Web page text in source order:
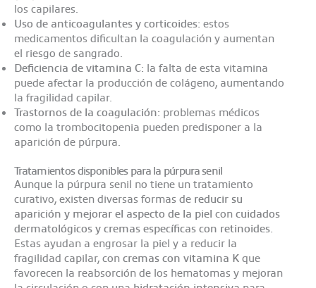
los capilares.
Uso de anticoagulantes y corticoides: estos
medicamentos dificultan la coagulación y aumentan
el riesgo de sangrado.
Deficiencia de vitamina C: la falta de esta vitamina
puede afectar la producción de colágeno, aumentando
la fragilidad capilar.
Trastornos de la coagulación: problemas médicos
como la trombocitopenia pueden predisponer a la
aparición de púrpura.
Tratamientos disponibles para la púrpura senil
Aunque la púrpura senil no tiene un tratamiento
curativo, existen diversas formas de reducir su
aparición y mejorar el aspecto de la piel con cuidados
dermatológicos y cremas específicas con retinoides.
Estas ayudan a engrosar la piel y a reducir la
fragilidad capilar, con cremas con vitamina K que
favorecen la reabsorción de los hematomas y mejoran